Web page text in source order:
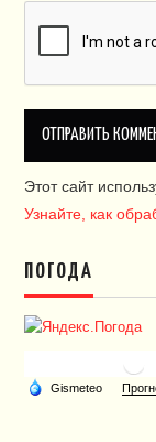
Этот сайт
Узнайте, как
ПОГОДА